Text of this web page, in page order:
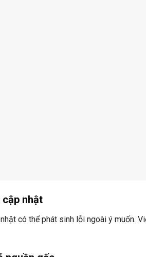
nhật
có thể phát sinh lỗi ngoài ý muốn.